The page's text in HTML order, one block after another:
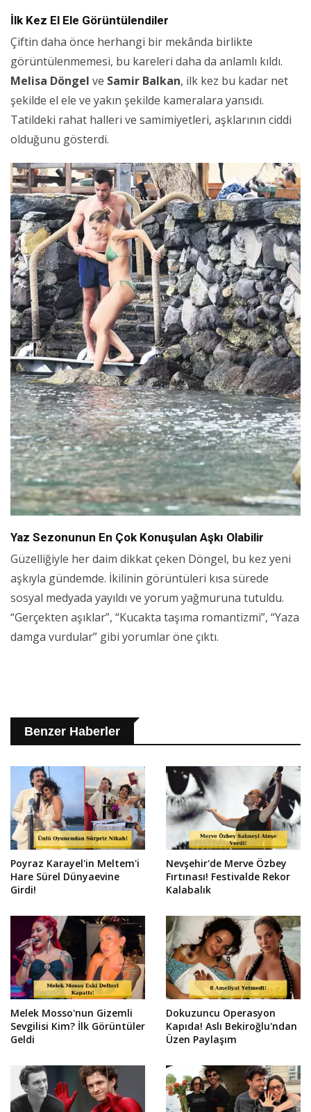
İlk Kez El Ele Görüntülendiler
Çiftin daha önce herhangi bir mekânda birlikte
görüntülenmemesi, bu kareleri daha da anlamlı kıldı.
Melisa Döngel ve Samir Balkan, ilk kez bu kadar net
şekilde el ele ve yakın şekilde kameralara yansıdı.
Tatildeki rahat halleri ve samimiyetleri, aşklarının ciddi
olduğunu gösterdi.
Yaz Sezonunun En Çok Konuşulan Aşkı Olabilir
Güzelliğiyle her daim dikkat çeken Döngel, bu kez yeni
aşkıyla gündemde. İkilinin görüntüleri kısa sürede
sosyal medyada yayıldı ve yorum yağmuruna tutuldu.
“Gerçekten aşıklar”, “Kucakta taşıma romantizmi”, “Yaza
damga vurdular” gibi yorumlar öne çıktı.
Benzer Haberler
Poyraz Karayel'in Meltem'i
Hare Sürel Dünyaevine
Girdi!
Nevşehir'de Merve Özbey
Fırtınası! Festivalde Rekor
Kalabalık
Melek Mosso'nun Gizemli
Sevgilisi Kim? İlk Görüntüler
Geldi
Dokuzuncu Operasyon
Kapıda! Aslı Bekiroğlu'ndan
Üzen Paylaşım